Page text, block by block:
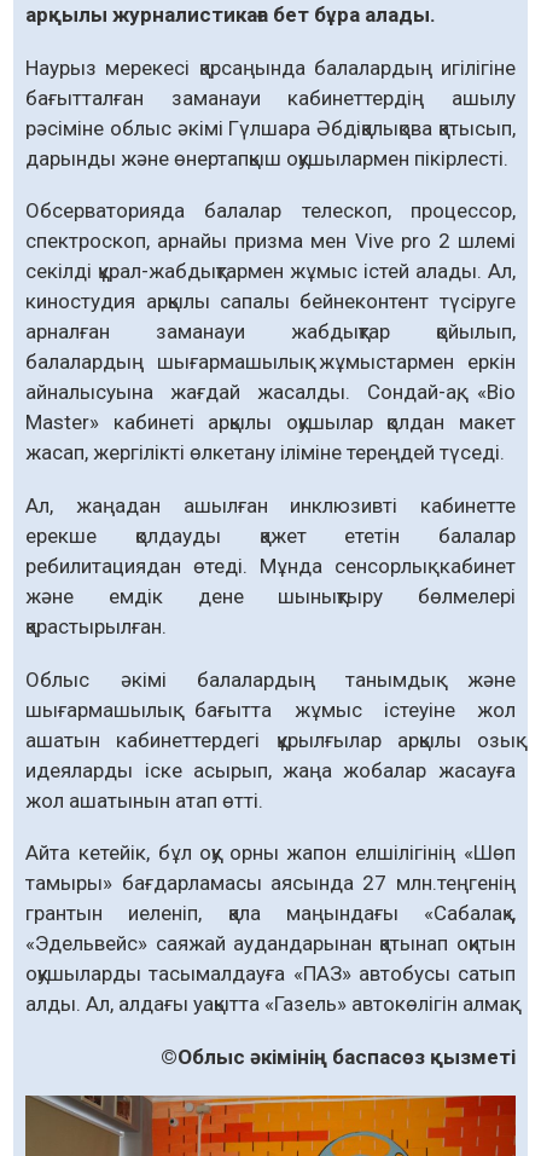
арқылы журналистикаға бет бұра алады.
Наурыз мерекесі қарсаңында балалардың игілігіне
бағытталған заманауи кабинеттердің ашылу
рәсіміне облыс әкімі Гүлшара Әбдіқалықова қатысып,
дарынды және өнертапқыш оқушылармен пікірлесті.
Обсерваторияда балалар телескоп, процессор,
спектроскоп, арнайы призма мен Vive pro 2 шлемі
секілді құрал-жабдықтармен жұмыс істей алады. Ал,
киностудия арқылы сапалы бейнеконтент түсіруге
арналған заманауи жабдықтар қойылып,
балалардың шығармашылық жұмыстармен еркін
айналысуына жағдай жасалды. Сондай-ақ, «Bio
Master» кабинеті арқылы оқушылар қолдан макет
жасап, жергілікті өлкетану іліміне тереңдей түседі.
Ал, жаңадан ашылған инклюзивті кабинетте
ерекше қолдауды қажет ететін балалар
ребилитациядан өтеді. Мұнда сенсорлық кабинет
және емдік дене шынықтыру бөлмелері
қарастырылған.
Облыс әкімі балалардың танымдық және
шығармашылық бағытта жұмыс істеуіне жол
ашатын кабинеттердегі құрылғылар арқылы озық
идеяларды іске асырып, жаңа жобалар жасауға
жол ашатынын атап өтті.
Айта кетейік, бұл оқу орны жапон елшілігінің «Шөп
тамыры» бағдарламасы аясында 27 млн.теңгенің
грантын иеленіп, қала маңындағы «Сабалақ»,
«Эдельвейс» саяжай аудандарынан қатынап оқитын
оқушыларды тасымалдауға «ПАЗ» автобусы сатып
алды. Ал, алдағы уақытта «Газель» автокөлігін алмақ.
©Облыс әкімінің баспасөз қызметі